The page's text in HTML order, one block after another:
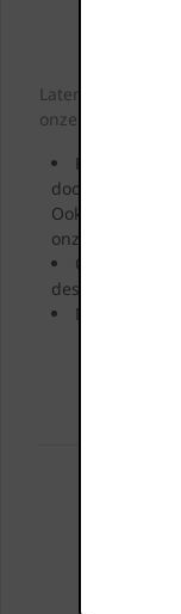
Laten we samen
onze showrooms.
Kom langs
door de
vele
Ook in
onze
Onze
deskundig
Neem uw